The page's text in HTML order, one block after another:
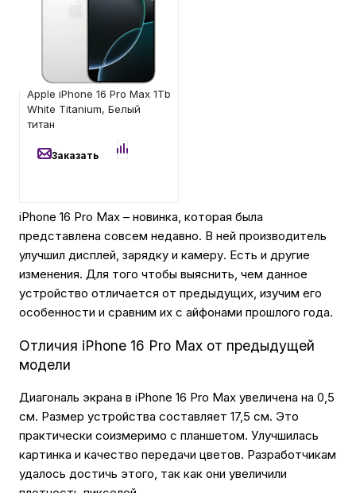
Автомобильные аксессуары
Сервисный центр Apple в Самаре
Подарочные сертификаты
товара: невозможно
использовать RuStore
130 100
Apple iPhone 16 Pro Max 1Tb
White Titanium, Белый
титан
Заказать
iPhone 16 Pro Max – новинка, которая была
представлена совсем недавно. В ней производитель
улучшил дисплей, зарядку и камеру. Есть и другие
изменения. Для того чтобы выяснить, чем данное
устройство отличается от предыдущих, изучим его
особенности и сравним их с айфонами прошлого года.
Отличия iPhone 16 Pro Max от предыдущей
модели
Диагональ экрана в iPhone 16 Pro Max увеличена на 0,5
см. Размер устройства составляет 17,5 см. Это
практически соизмеримо с планшетом. Улучшилась
картинка и качество передачи цветов. Разработчикам
удалось достичь этого, так как они увеличили